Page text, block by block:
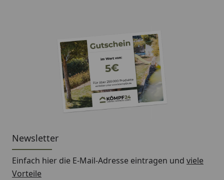
Newsletter
Einfach hier die E-Mail-Adresse eintragen und viele
Vorteile